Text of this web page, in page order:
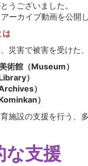
うございました。
ーカイブ動画を公開
は
災害で被害を受けた、
術館（Museum）
）
）
）
施設の支援を行う、
な支援